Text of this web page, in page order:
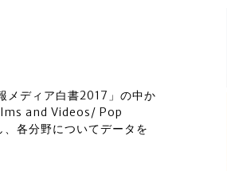
メディア白書2017」の中か
and Videos/ Pop
各分野についてデータを